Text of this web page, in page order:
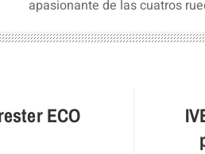
apasionante de las cuatros
ECO